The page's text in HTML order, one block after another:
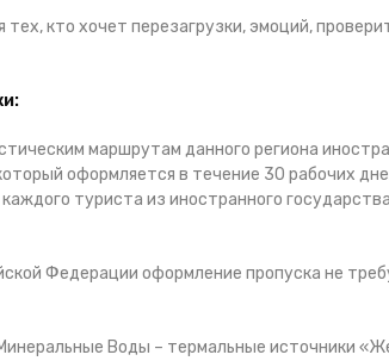
тех, кто хочет перезагрузки, эмоций,
маршрутам данного региона
оформляется в течение 30 рабочих
туриста из иностранного
Федерации оформление пропуска не
Воды – термальные источники